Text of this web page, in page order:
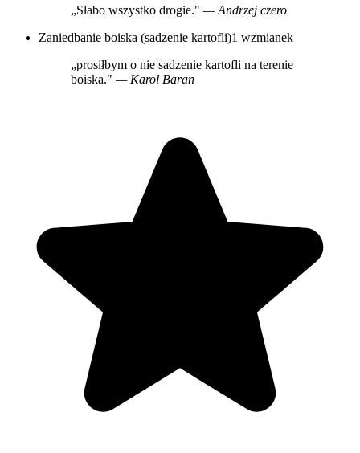
„Słabo wszystko drogie." — Andrzej czero
Zaniedbanie boiska (sadzenie kartofli)1 wzmianek
„prosiłbym o nie sadzenie kartofli na terenie
boiska." — Karol Baran